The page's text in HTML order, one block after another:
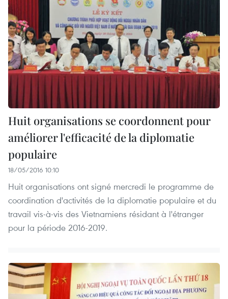
Huit organisations se coordonnent pour
améliorer l'efficacité de la diplomatie
populaire
18/05/2016 10:10
Huit organisations ont signé mercredi le programme de
coordination d'activités de la diplomatie populaire et du
travail vis-à-vis des Vietnamiens résidant à l'étranger
pour la période 2016-2019.